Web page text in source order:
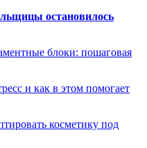
остановилось
блоки: пошаговая
и как в этом помогает
косметику под